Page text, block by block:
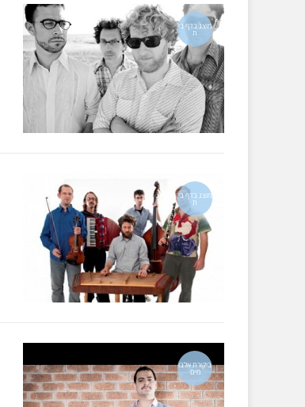
מוצג בדף בי
ת
מוצג בדף בי
ת
ביקורת אלבו
מים